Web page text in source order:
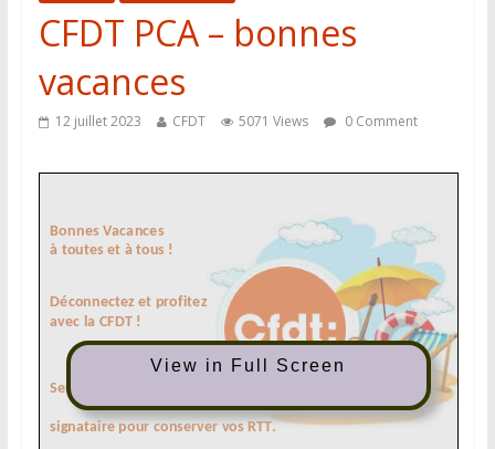
CFDT PCA – bonnes
vacances
12 juillet 2023 CFDT 5071 Views 0 Comment
View in Full Screen